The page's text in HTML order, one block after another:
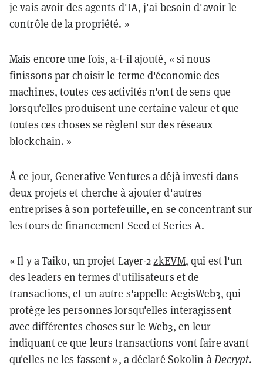
je vais avoir des agents d'IA, j'ai besoin d'avoir le
contrôle de la propriété. »
Mais encore une fois, a-t-il ajouté, « si nous
finissons par choisir le terme d'économie des
machines, toutes ces activités n'ont de sens que
lorsqu'elles produisent une certaine valeur et que
toutes ces choses se règlent sur des réseaux
blockchain. »
À ce jour, Generative Ventures a déjà investi dans
deux projets et cherche à ajouter d'autres
entreprises à son portefeuille, en se concentrant sur
les tours de financement Seed et Series A.
« Il y a Taiko, un projet Layer-2zkEVM, qui est l'un
des leaders en termes d'utilisateurs et de
transactions, et un autre s'appelle AegisWeb3, qui
protège les personnes lorsqu'elles interagissent
avec différentes choses sur le Web3, en leur
indiquant ce que leurs transactions vont faire avant
qu'elles ne les fassent », a déclaré Sokolin àDecrypt.